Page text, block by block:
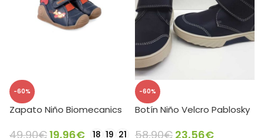
-60%
Zapato Niño Biomecanics
49,90€19,96€ 18 19 21
-60%
Botín Niño Velcro Pablosky
58,90€ 23,56€